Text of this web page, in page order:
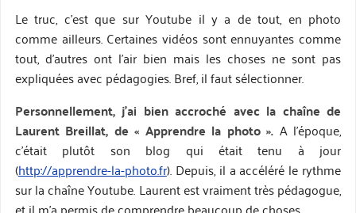
Le truc, c’est que sur Youtube il y a de tout, en photo
comme ailleurs. Certaines vidéos sont ennuyantes comme
tout, d’autres ont l’air bien mais les choses ne sont pas
expliquées avec pédagogies. Bref, il faut sélectionner.
Personnellement, j’ai bien accroché avec la chaîne de
Laurent Breillat, de « Apprendre la photo ». A l’époque,
c’était plutôt son blog qui était tenu à jour
(http://apprendre-la-photo.fr). Depuis, il a accéléré le rythme
sur la chaîne Youtube. Laurent est vraiment très pédagogue,